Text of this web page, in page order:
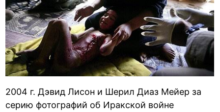
2004 г. Дэвид Лисон и Шерил Диаз Мейер за
серию фотографий об Иракской войне